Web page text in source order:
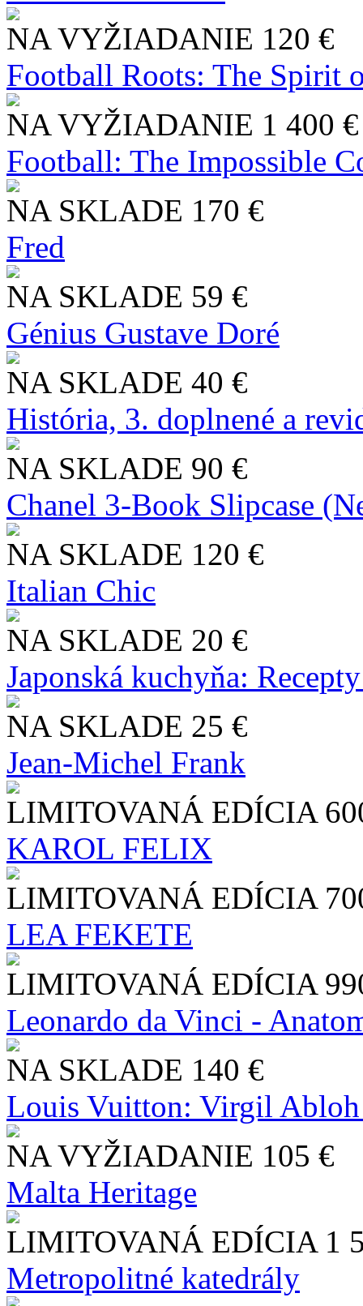
NA VYŽIADANIE 120 €
Football Roots: The Spirit
NA VYŽIADANIE 1 400 €
Football: The Impossible
NA SKLADE 170 €
Fred
NA SKLADE 59 €
Génius Gustave Doré
NA SKLADE 40 €
História, 3. doplnené a
NA SKLADE 90 €
Chanel 3-Book Slipcase
NA SKLADE 120 €
Italian Chic
NA SKLADE 20 €
Japonská kuchyňa:
NA SKLADE 25 €
Jean-Michel Frank
LIMITOVANÁ EDÍCIA
KAROL FELIX
LIMITOVANÁ EDÍCIA
LEA FEKETE
LIMITOVANÁ EDÍCIA
Leonardo da Vinci -
NA SKLADE 140 €
Louis Vuitton: Virgil
NA VYŽIADANIE 105 €
Malta Heritage
LIMITOVANÁ EDÍCIA 1
Metropolitné katedrály